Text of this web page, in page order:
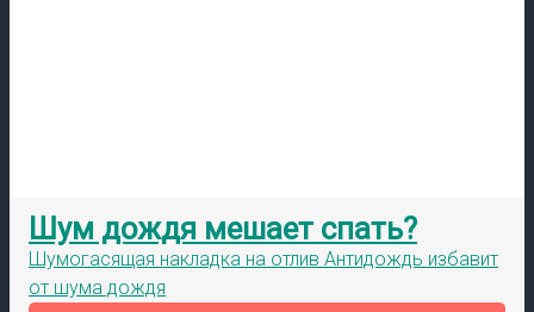
Шум дождя мешает спать?
Шумогасящая накладка на отлив Антидождь избавит
от шума дождя